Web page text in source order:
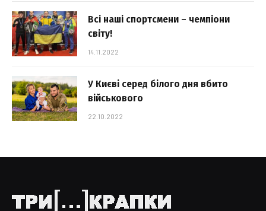
Всі наші спортсмени – чемпіони
світу!
14.11.2022
У Києві серед білого дня вбито
військового
22.10.2022